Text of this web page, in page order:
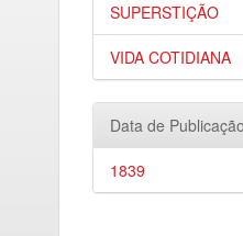
SUPERSTIÇÃO
VIDA COTIDIANA
Data de Publicação
1839